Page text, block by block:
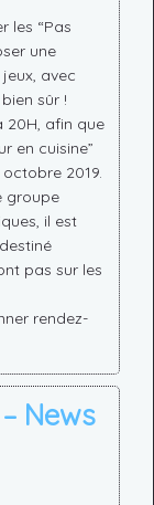
les “Pas
une
avec
sûr !
20H, afin que
en cuisine”
2019.
groupe
il est
pas sur les
rendez-
News